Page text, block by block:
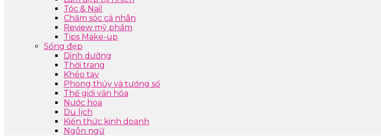
Tóc & Nail
Chăm sóc cá nhân
Review mỹ phẩm
Tips Make-up
Sống đẹp
Dinh dưỡng
Thời trang
Khéo tay
Phong thủy và tướng số
Thế giới văn hóa
Nước hoa
Du lịch
Kiến thức kinh doanh
Ngôn ngữ